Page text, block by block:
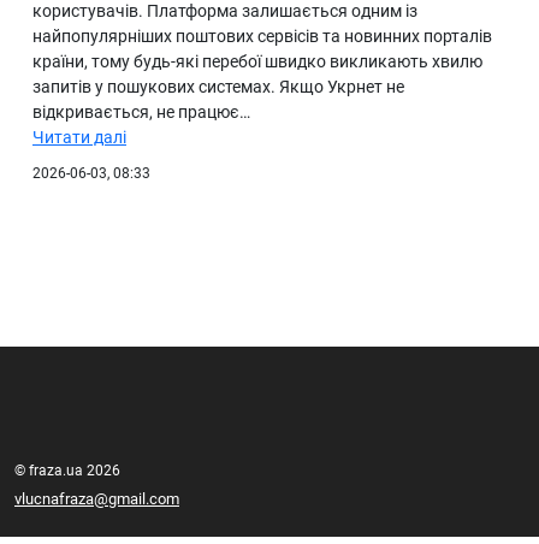
користувачів. Платформа залишається одним із
найпопулярніших поштових сервісів та новинних порталів
країни, тому будь-які перебої швидко викликають хвилю
запитів у пошукових системах. Якщо Укрнет не
відкривається, не працює…
Читати далі
2026-06-03, 08:33
© fraza.ua 2026
vlucnafraza@gmail.com